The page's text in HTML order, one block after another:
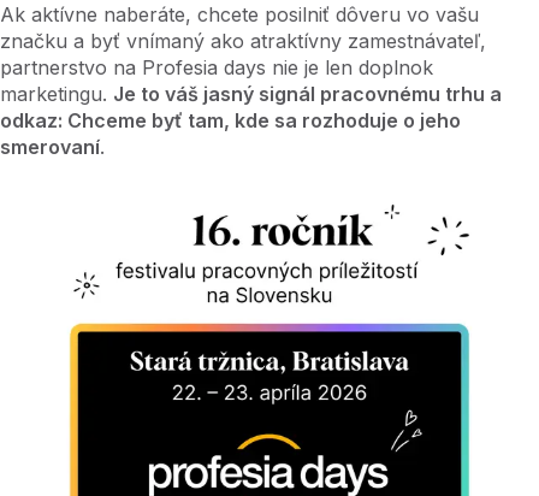
Ak aktívne naberáte, chcete posilniť dôveru vo vašu
značku a byť vnímaný ako atraktívny zamestnávateľ,
partnerstvo na Profesia days nie je len doplnok
marketingu. Je to váš jasný signál pracovnému trhu a
odkaz: Chceme byť tam, kde sa rozhoduje o jeho
smerovaní.